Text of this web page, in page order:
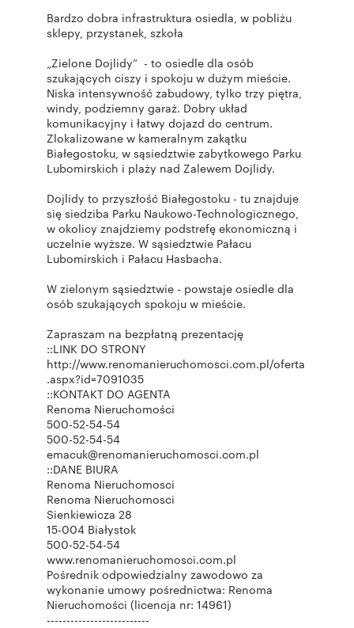
Bardzo dobra infrastruktura osiedla, w pobliżu
sklepy, przystanek, szkoła
„Zielone Dojlidy” - to osiedle dla osób
szukających ciszy i spokoju w dużym mieście.
Niska intensywność zabudowy, tylko trzy piętra,
windy, podziemny garaż. Dobry układ
komunikacyjny i łatwy dojazd do centrum.
Zlokalizowane w kameralnym zakątku
Białegostoku, w sąsiedztwie zabytkowego Parku
Lubomirskich i plaży nad Zalewem Dojlidy.
Dojlidy to przyszłość Białegostoku - tu znajduje
się siedziba Parku Naukowo-Technologicznego,
w okolicy znajdziemy podstrefę ekonomiczną i
uczelnie wyższe. W sąsiedztwie Pałacu
Lubomirskich i Pałacu Hasbacha.
W zielonym sąsiedztwie - powstaje osiedle dla
osób szukających spokoju w mieście.
Zapraszam na bezpłatną prezentację
::LINK DO STRONY
http://www.renomanieruchomosci.com.pl/oferta
.aspx?id=7091035
::KONTAKT DO AGENTA
Renoma Nieruchomości
500-52-54-54
500-52-54-54
emacuk@renomanieruchomosci.com.pl
::DANE BIURA
Renoma Nieruchomosci
Renoma Nieruchomosci
Sienkiewicza 28
15-004 Białystok
500-52-54-54
www.renomanieruchomosci.com.pl
Pośrednik odpowiedzialny zawodowo za
wykonanie umowy pośrednictwa: Renoma
Nieruchomości (licencja nr: 14961)
--------------------------